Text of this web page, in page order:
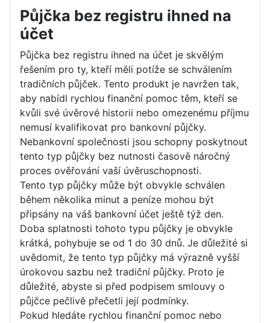
Půjčka bez registru ihned na
účet
Půjčka bez registru ihned na účet je skvělým
řešením pro ty, kteří měli potíže se schválením
tradičních půjček. Tento produkt je navržen tak,
aby nabídl rychlou finanční pomoc těm, kteří se
kvůli své úvěrové historii nebo omezenému příjmu
nemusí kvalifikovat pro bankovní půjčky.
Nebankovní společnosti jsou schopny poskytnout
tento typ půjčky bez nutnosti časově náročný
proces ověřování vaší úvěruschopnosti.
Tento typ půjčky může být obvykle schválen
během několika minut a peníze mohou být
připsány na váš bankovní účet ještě týž den.
Doba splatnosti tohoto typu půjčky je obvykle
krátká, pohybuje se od 1 do 30 dnů. Je důležité si
uvědomit, že tento typ půjčky má výrazně vyšší
úrokovou sazbu než tradiční půjčky. Proto je
důležité, abyste si před podpisem smlouvy o
půjčce pečlivě přečetli její podmínky.
Pokud hledáte rychlou finanční pomoc nebo